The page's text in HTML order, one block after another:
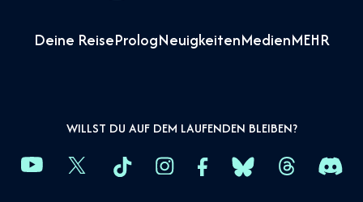
Deine ReisePrologNeuigkeitenMedienMEHR
WILLST DU AUF DEM LAUFENDEN BLEIBEN?